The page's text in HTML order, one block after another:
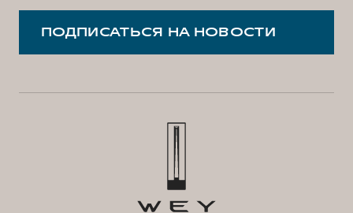
ПОДПИСАТЬСЯ НА НОВОСТИ